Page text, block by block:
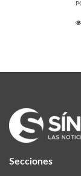
Secciones